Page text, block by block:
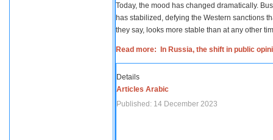
Today, the mood has changed dramatically.
has stabilized, defying the Western sanctions
they say, looks more stable than at any other
Read more: In Russia, the shift in public
Details
Articles Arabic
Published: 14 December 2023